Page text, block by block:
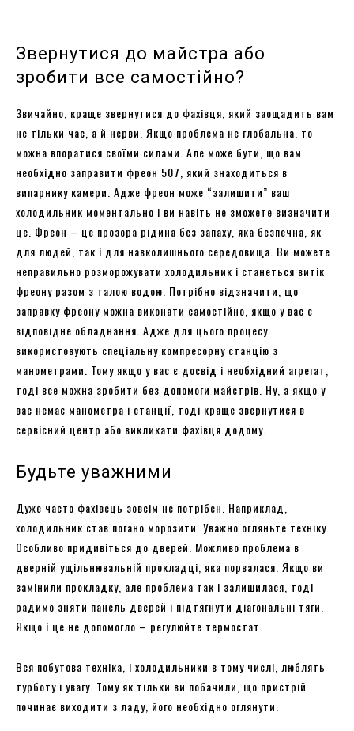
Звернутися до майстра або
зробити все самостійно?
Звичайно, краще звернутися до фахівця, який заощадить вам
не тільки час, а й нерви. Якщо проблема не глобальна, то
можна впоратися своїми силами. Але може бути, що вам
необхідно заправити фреон 507, який знаходиться в
випарнику камери. Адже фреон може “залишити” ваш
холодильник моментально і ви навіть не зможете визначити
це. Фреон – це прозора рідина без запаху, яка безпечна, як
для людей, так і для навколишнього середовища. Ви можете
неправильно розморожувати холодильник і станеться витік
фреону разом з талою водою. Потрібно відзначити, що
заправку фреону можна виконати самостійно, якщо у вас є
відповідне обладнання. Адже для цього процесу
використовують спеціальну компресорну станцію з
манометрами. Тому якщо у вас є досвід і необхідний агрегат,
тоді все можна зробити без допомоги майстрів. Ну, а якщо у
вас немає манометра і станції, тоді краще звернутися в
сервісний центр або викликати фахівця додому.
Будьте уважними
Дуже часто фахівець зовсім не потрібен. Наприклад,
холодильник став погано морозити. Уважно огляньте техніку.
Особливо придивіться до дверей. Можливо проблема в
дверній ущільнювальній прокладці, яка порвалася. Якщо ви
замінили прокладку, але проблема так і залишилася, тоді
радимо зняти панель дверей і підтягнути діагональні тяги.
Якщо і це не допомогло – регулюйте термостат.
Вся побутова техніка, і холодильники в тому числі, люблять
турботу і увагу. Тому як тільки ви побачили, що пристрій
починає виходити з ладу, його необхідно оглянути.